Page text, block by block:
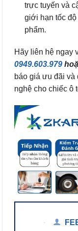
trực tuyến và
giới hạn tốc
phẩm.
Hãy liên hệ ngay
0949.603.979
báo giá ưu đãi và
nghệ cho chiếc ô